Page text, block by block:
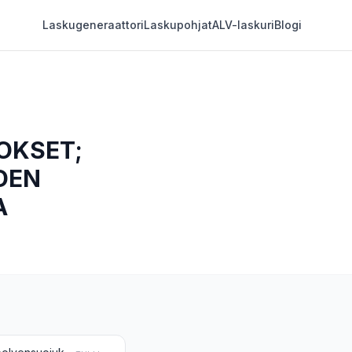
LaskugeneraattoriLaskupohjatALV-laskuriBlogi